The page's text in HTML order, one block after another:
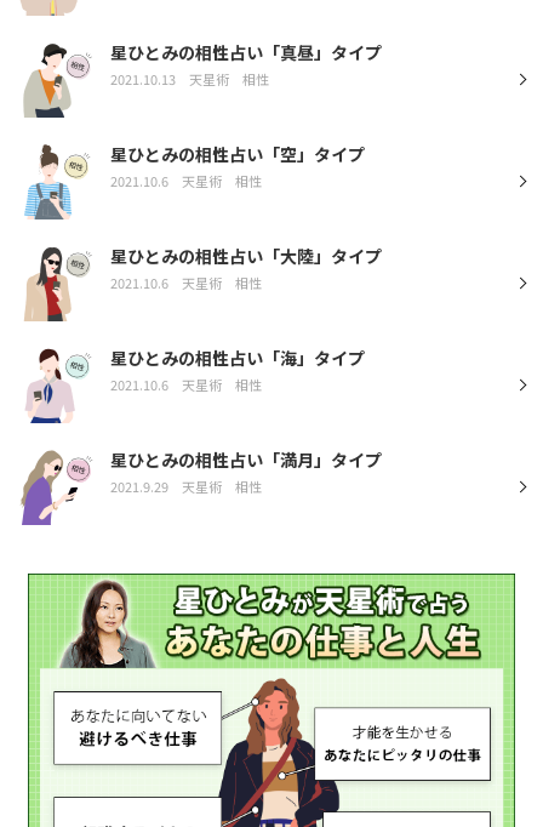
星ひとみの相性占い「真昼」タイプ
2021.10.13 天星術 相性
星ひとみの相性占い「空」タイプ
2021.10.6 天星術 相性
星ひとみの相性占い「大陸」タイプ
2021.10.6 天星術 相性
星ひとみの相性占い「海」タイプ
2021.10.6 天星術 相性
星ひとみの相性占い「満月」タイプ
2021.9.29 天星術 相性